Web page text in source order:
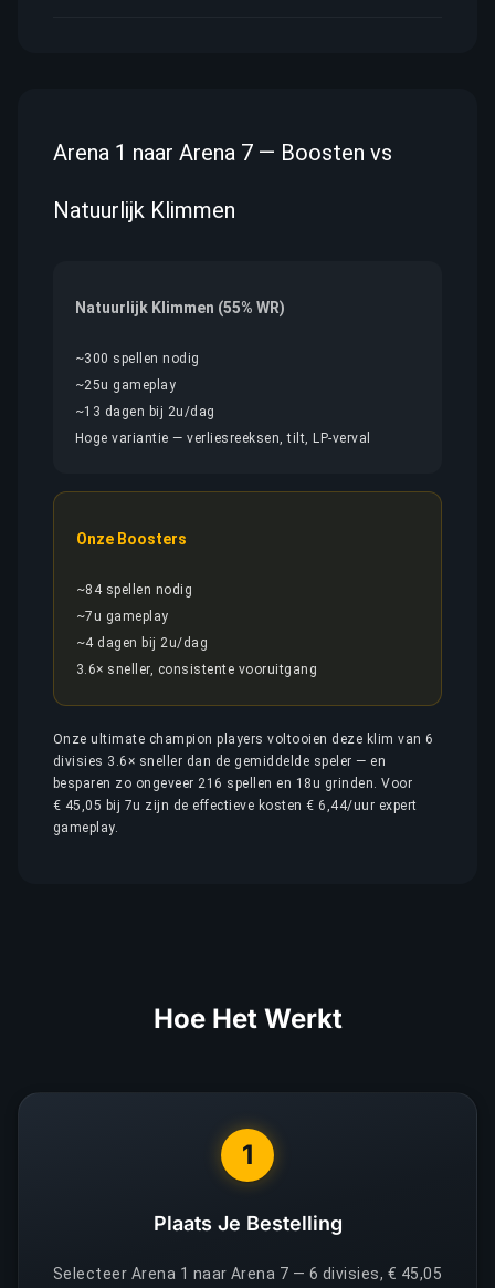
Arena 1 naar Arena 7 — Boosten vs
Natuurlijk Klimmen
Natuurlijk Klimmen (55% WR)
~300 spellen nodig
~25u gameplay
~13 dagen bij 2u/dag
Hoge variantie — verliesreeksen, tilt, LP-verval
Onze Boosters
~84 spellen nodig
~7u gameplay
~4 dagen bij 2u/dag
3.6× sneller, consistente vooruitgang
Onze ultimate champion players voltooien deze klim van 6
divisies 3.6× sneller dan de gemiddelde speler — en
besparen zo ongeveer 216 spellen en 18u grinden. Voor
€ 45,05 bij 7u zijn de effectieve kosten € 6,44/uur expert
gameplay.
Hoe Het Werkt
1
Plaats Je Bestelling
Selecteer Arena 1 naar Arena 7 — 6 divisies, € 45,05